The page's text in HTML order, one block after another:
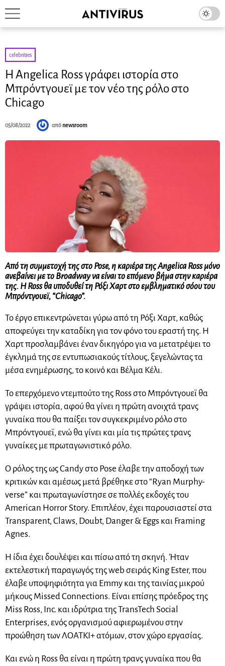
celebrities
Η Angelica Ross γράφει ιστορία στο
Μπρόντγουεϊ με τον νέο της ρόλο στο
Chicago
05/08/2022 από newsroom
Από τη συμμετοχή της στο Pose, η καριέρα της Angelica Ross μόνο
ανεβαίνει με το Broadway να είναι το επόμενο βήμα στην καριέρα
της. Η Ross θα υποδυθεί τη Ρόξι Χαρτ στο εμβληματικό σόου του
Μπρόντγουεϊ, “Chicago”.
Το έργο επικεντρώνεται γύρω από τη Ρόξι Χαρτ, καθώς
αποφεύγει την καταδίκη για τον φόνο του εραστή της. Η
Χαρτ προσλαμβάνει έναν δικηγόρο για να μετατρέψει το
έγκλημά της σε εντυπωσιακούς τίτλους, ξεγελώντας τα
μέσα ενημέρωσης, το κοινό και Βέλμα Κέλι.
Το επερχόμενο ντεμπούτο της Ross στο Μπρόντγουεϊ θα
γράψει ιστορία, αφού θα γίνει η πρώτη ανοιχτά τρανς
γυναίκα που θα παίξει τον συγκεκριμένο ρόλο στο
Μπρόντγουεϊ, ενώ θα γίνει και μία τις πρώτες τρανς
γυναίκες με πρωταγωνιστικό ρόλο.
Ο ρόλος της ως Candy στο Pose έλαβε την αποδοχή των
κριτικών και αμέσως μετά βρέθηκε στο “Ryan Murphy-
verse” και πρωταγωνίστησε σε πολλές εκδοχές του
American Horror Story. Επιπλέον, έχει παρουσιαστεί στα
Transparent, Claws, Doubt, Danger & Eggs και Framing
Agnes.
Η ίδια έχει δουλέψει και πίσω από τη σκηνή. Ήταν
εκτελεστική παραγωγός της web σειράς King Ester, που
έλαβε υποψηφιότητα για Emmy και της ταινίας μικρού
μήκους Missed Connections. Είναι επίσης πρόεδρος της
Miss Ross, Inc. και ιδρύτρια της TransTech Social
Enterprises, ενός οργανισμού αφιερωμένου στην
προώθηση των ΛΟΑΤΚΙ+ ατόμων, στον χώρο εργασίας.
Και ενώ η Ross θα είναι η πρώτη τρανς γυναίκα που θα